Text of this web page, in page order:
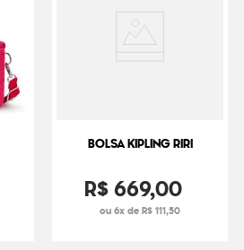
BOLSA KIPLING RIRI
R$669,00
ou 6x de R$ 111,50